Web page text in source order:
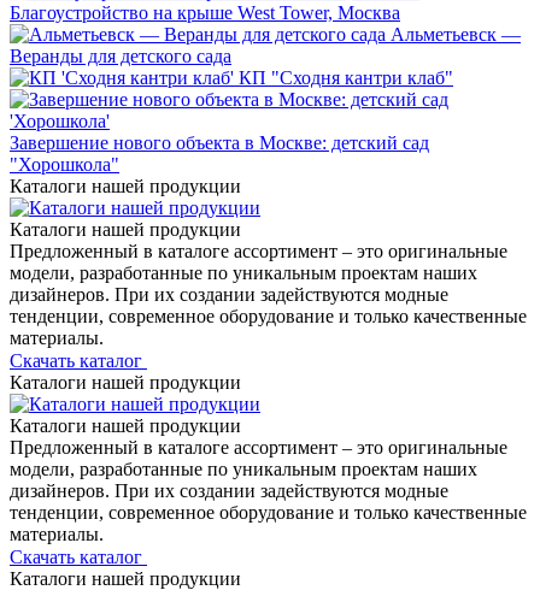
Благоустройство на крыше West Tower, Москва
Альметьевск —
Веранды для детского сада
КП "Сходня кантри клаб"
Завершение нового объекта в Москве: детский сад
"Хорошкола"
Каталоги нашей продукции
Каталоги нашей продукции
Предложенный в каталоге ассортимент – это оригинальные
модели, разработанные по уникальным проектам наших
дизайнеров. При их создании задействуются модные
тенденции, современное оборудование и только качественные
материалы.
Скачать каталог
Каталоги нашей продукции
Каталоги нашей продукции
Предложенный в каталоге ассортимент – это оригинальные
модели, разработанные по уникальным проектам наших
дизайнеров. При их создании задействуются модные
тенденции, современное оборудование и только качественные
материалы.
Скачать каталог
Каталоги нашей продукции